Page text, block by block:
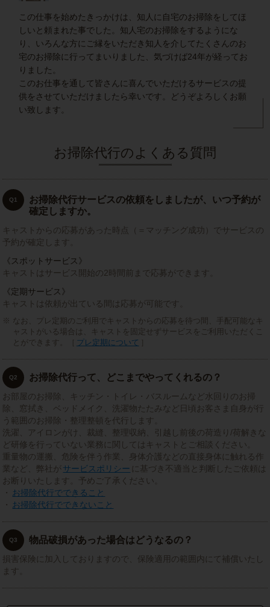
この仕事を始めたきっかけは、知人に自宅のお掃除をしてほ
しいと頼まれた事でした。知人宅のお掃除をするようにな
り、いろんな方にご縁をいただき知人を介してたくさんのお
宅のお掃除に行ってまいりました、気づけば24年が経ってお
りました。
このお仕事を通して皆さんに喜んでいただけるサービスの提
供をさせていただけましたら幸いです。どうぞよろしくお願
い致します。
お掃除代行のよくある質問
Q1
お掃除代行サービスの依頼をしましたが、いつ予約が
確定しますか。
キャストからの応募があった時点（＝マッチング成功）でサービスの
予約が確定します。
《スポットサービス》
キャストはサービス開始の2時間前まで応募ができます。
《定期サービス》
キャストは依頼が出ている間は応募が可能です。
なお、プレ定期のご利用でキャストからの応募を待つ間、手配可能なキ
ャストがいる場合は、キャストを固定せずサービスをご利用いただくこ
とができます。［ プレ定期について ］
Q2 お掃除代行って、どこまでやってくれるの？
お部屋のお掃除、キッチン・トイレ・バスルームなど水回りのお掃
除、窓拭き、ベッドメイク、洗濯物たたみなど日頃お客さま自身が行
う範囲のお掃除・整理整頓を代行します。
洗濯、アイロンがけ、裁縫、整理収納、引越し前後の荷造り/荷解きな
ど研修を行っていない業務に関してはキャストとご相談ください。
重量物の運搬、危険を伴う作業、身体介護などの直接身体に触れる作
業など、弊社が サービスポリシー に基づき不適当と判断したご依頼は
お断りいたします。予めご了承ください。
・ お掃除代行でできること
・ お掃除代行でできないこと
Q3 物品破損があった場合はどうなるの？
損害保険に加入しておりますので、保険適用の範囲内にて補償いたし
ます。